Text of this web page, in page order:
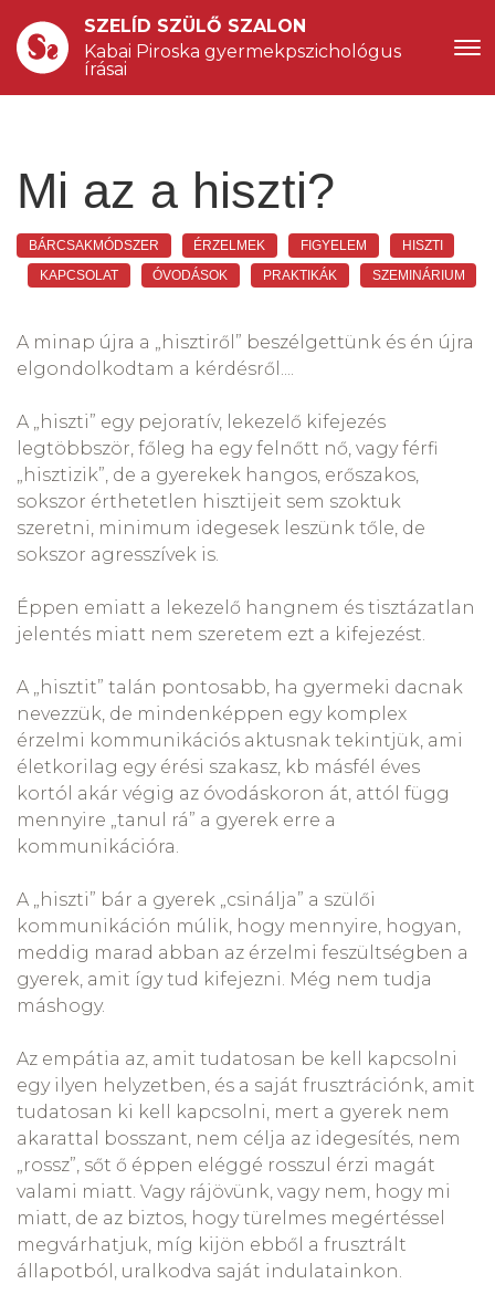
SZELÍD SZÜLŐ SZALON
Kabai Piroska gyermekpszichológus
írásai
Mi az a hiszti?
BÁRCSAKMÓDSZER ÉRZELMEK FIGYELEM
HISZTI
KAPCSOLAT
ÓVODÁSOK PRAKTIKÁK SZEMINÁRIUM
A minap újra a „hisztiről” beszélgettünk és én újra
elgondolkodtam a kérdésről....
A „hiszti” egy pejoratív, lekezelő kifejezés
legtöbbször, főleg ha egy felnőtt nő, vagy férfi
„hisztizik”, de a gyerekek hangos, erőszakos,
sokszor érthetetlen hisztijeit sem szoktuk
szeretni, minimum idegesek leszünk tőle, de
sokszor agresszívek is.
Éppen emiatt a lekezelő hangnem és tisztázatlan
jelentés miatt nem szeretem ezt a kifejezést.
A „hisztit” talán pontosabb, ha gyermeki dacnak
nevezzük, de mindenképpen egy komplex
érzelmi kommunikációs aktusnak tekintjük, ami
életkorilag egy érési szakasz, kb másfél éves
kortól akár végig az óvodáskoron át, attól függ
mennyire „tanul rá” a gyerek erre a
kommunikációra.
A „hiszti” bár a gyerek „csinálja” a szülői
kommunikáción múlik, hogy mennyire, hogyan,
meddig marad abban az érzelmi feszültségben a
gyerek, amit így tud kifejezni. Még nem tudja
máshogy.
Az empátia az, amit tudatosan be kell kapcsolni
egy ilyen helyzetben, és a saját frusztrációnk, amit
tudatosan ki kell kapcsolni, mert a gyerek nem
akarattal bosszant, nem célja az idegesítés, nem
„rossz”, sőt ő éppen eléggé rosszul érzi magát
valami miatt. Vagy rájövünk, vagy nem, hogy mi
miatt, de az biztos, hogy türelmes megértéssel
megvárhatjuk, míg kijön ebből a frusztrált
állapotból, uralkodva saját indulatainkon.